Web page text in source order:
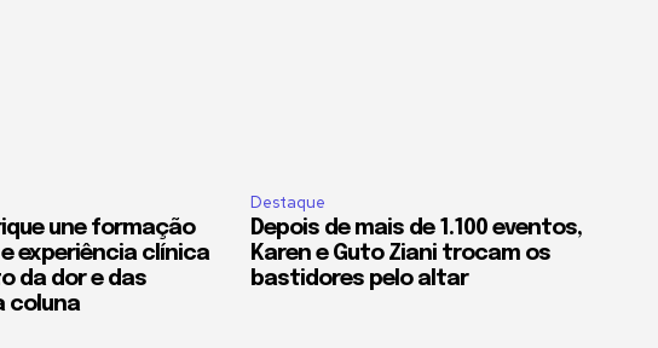
une formação
experiência clínica
da dor e das
coluna
Destaque
Depois de mais de 1.100 eventos,
Karen e Guto Ziani trocam os
bastidores pelo altar